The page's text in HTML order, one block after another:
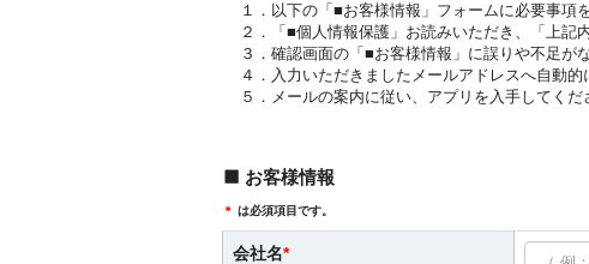
１．以下の「■お客様情報」フォームに必要事項
２．「■個人情報保護」お読みいただき、「上記
３．確認画面の「■お客様情報」に誤りや不足
４．入力いただきましたメールアドレスへ自動的
５．メールの案内に従い、アプリを入手してくだ
お客様情報
＊ は必須項目です。
会社名